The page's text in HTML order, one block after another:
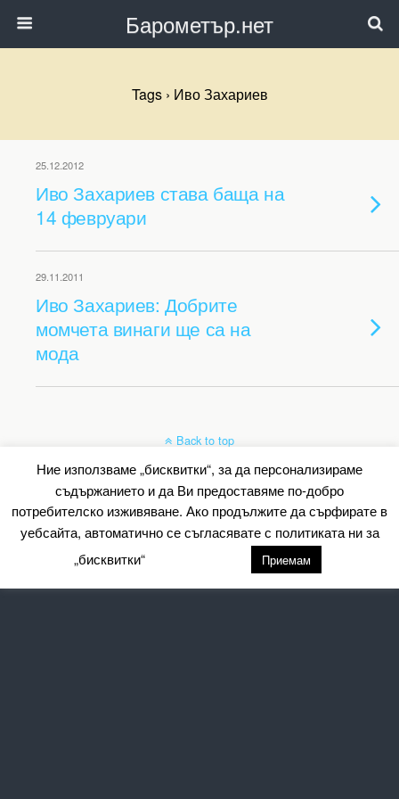
Барометър.нет
Tags › Иво Захариев
25.12.2012
Иво Захариев става баща на
14 февруари
29.11.2011
Иво Захариев: Добрите
момчета винаги ще са на
мода
Back to top
Mobile Desktop
All content Copyright Барометър.нет
Ние използваме „бисквитки“, за да персонализираме
съдържанието и да Ви предоставяме по-добро
потребителско изживяване. Ако продължите да сърфирате в
уебсайта, автоматично се съгласявате с политиката ни за
„бисквитки“
Приемам